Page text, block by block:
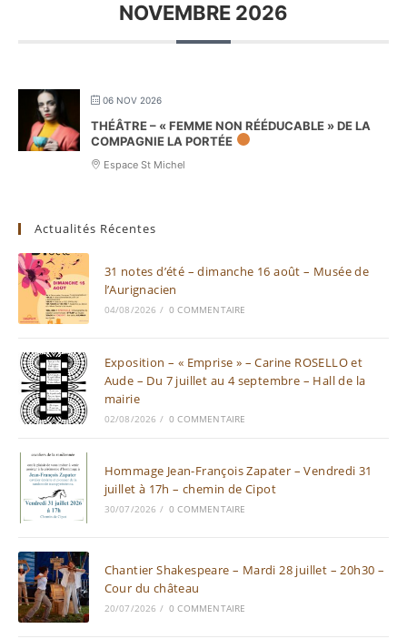
NOVEMBRE 2026
06 NOV 2026
THÉÂTRE – « FEMME NON RÉÉDUCABLE » DE LA
COMPAGNIE LA PORTÉE
Espace St Michel
Actualités Récentes
31 notes d’été – dimanche 16 août – Musée de
l’Aurignacien
04/08/2026 / 0 COMMENTAIRE
Exposition – « Emprise » – Carine ROSELLO et
Aude – Du 7 juillet au 4 septembre – Hall de la
mairie
02/08/2026 / 0 COMMENTAIRE
Hommage Jean-François Zapater – Vendredi 31
juillet à 17h – chemin de Cipot
30/07/2026 / 0 COMMENTAIRE
Chantier Shakespeare – Mardi 28 juillet – 20h30 –
Cour du château
20/07/2026 / 0 COMMENTAIRE